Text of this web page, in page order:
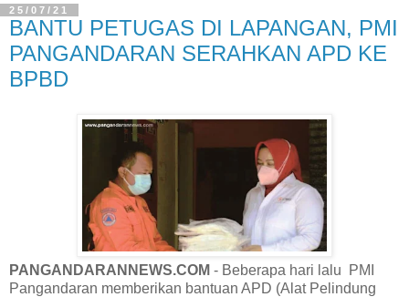
25/07/21
BANTU PETUGAS DI LAPANGAN, PMI
PANGANDARAN SERAHKAN APD KE
BPBD
PANGANDARANNEWS.COM - Beberapa hari lalu PMI
Pangandaran memberikan bantuan APD (Alat Pelindung